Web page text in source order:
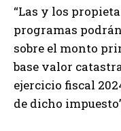
“Las y los
programas
sobre el monto
base valor
ejercicio fiscal
de dicho